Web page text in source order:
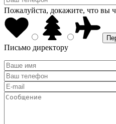
Пожалуйста, докажите, что вы
Письмо директору